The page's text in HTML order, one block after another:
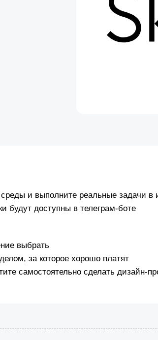
и выполните реальные задачи
будут доступны в телеграм-боте
выбрать
за которое хорошо платят
самостоятельно сделать дизайн-